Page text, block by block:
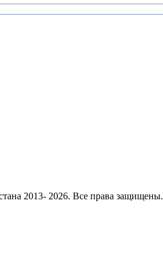
2013- 2026. Все права защищены.